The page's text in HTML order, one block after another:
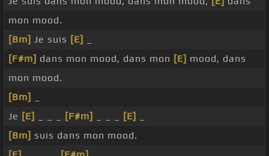
mon mood.
[Bm] Je suis [E]
[F#m] dans mon mood, dans mon [E] mood, dans
mon mood.
[Bm]
Je [E] [F#m] [E]
[Bm] suis dans mon mood.